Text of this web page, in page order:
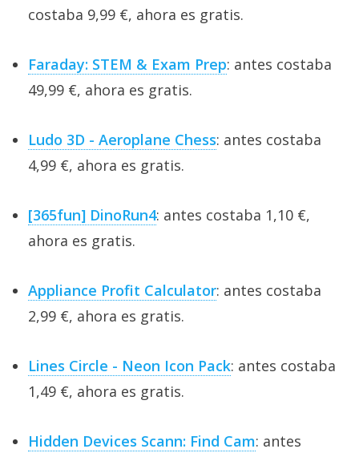
costaba 9,99 €, ahora es gratis.
Faraday: STEM & Exam Prep: antes costaba
49,99 €, ahora es gratis.
Ludo 3D - Aeroplane Chess: antes costaba
4,99 €, ahora es gratis.
[365fun] DinoRun4: antes costaba 1,10 €,
ahora es gratis.
Appliance Profit Calculator: antes costaba
2,99 €, ahora es gratis.
Lines Circle - Neon Icon Pack: antes costaba
1,49 €, ahora es gratis.
Hidden Devices Scann: Find Cam: antes